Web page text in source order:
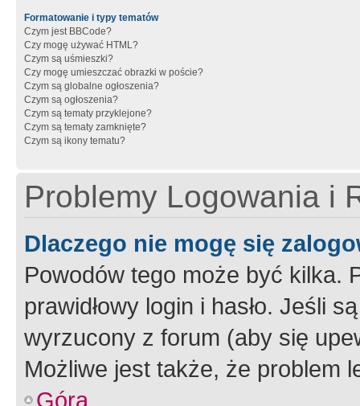
Formatowanie i typy tematów
Czym jest BBCode?
Czy mogę używać HTML?
Czym są uśmieszki?
Czy mogę umieszczać obrazki w poście?
Czym są globalne ogłoszenia?
Czym są ogłoszenia?
Czym są tematy przyklejone?
Czym są tematy zamknięte?
Czym są ikony tematu?
Problemy Logowania i
Dlaczego nie mogę się
Powodów tego może być kilka.
prawidłowy login i hasło. Jeśli
wyrzucony z forum (aby się
Możliwe jest także, że problem
Góra